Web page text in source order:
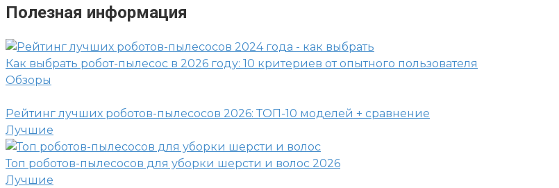
Полезная информация
Как выбрать робот-пылесос в 2026 году: 10 критериев от опытного пользователя
Обзоры
Рейтинг лучших роботов-пылесосов 2026: ТОП-10 моделей + сравнение
Лучшие
Топ роботов-пылесосов для уборки шерсти и волос 2026
Лучшие